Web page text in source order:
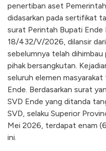
penertiban aset
didasarkan pada sertifikat
surat Perintah Bupati Ende
18/432/V/2026, dilansir
sebelumnya telah
pihak bersangkutan.
seluruh elemen
Ende. Berdasarkan surat
SVD Ende yang ditanda
SVD, selaku Superior
Mei 2026, terdapat enam
ini.